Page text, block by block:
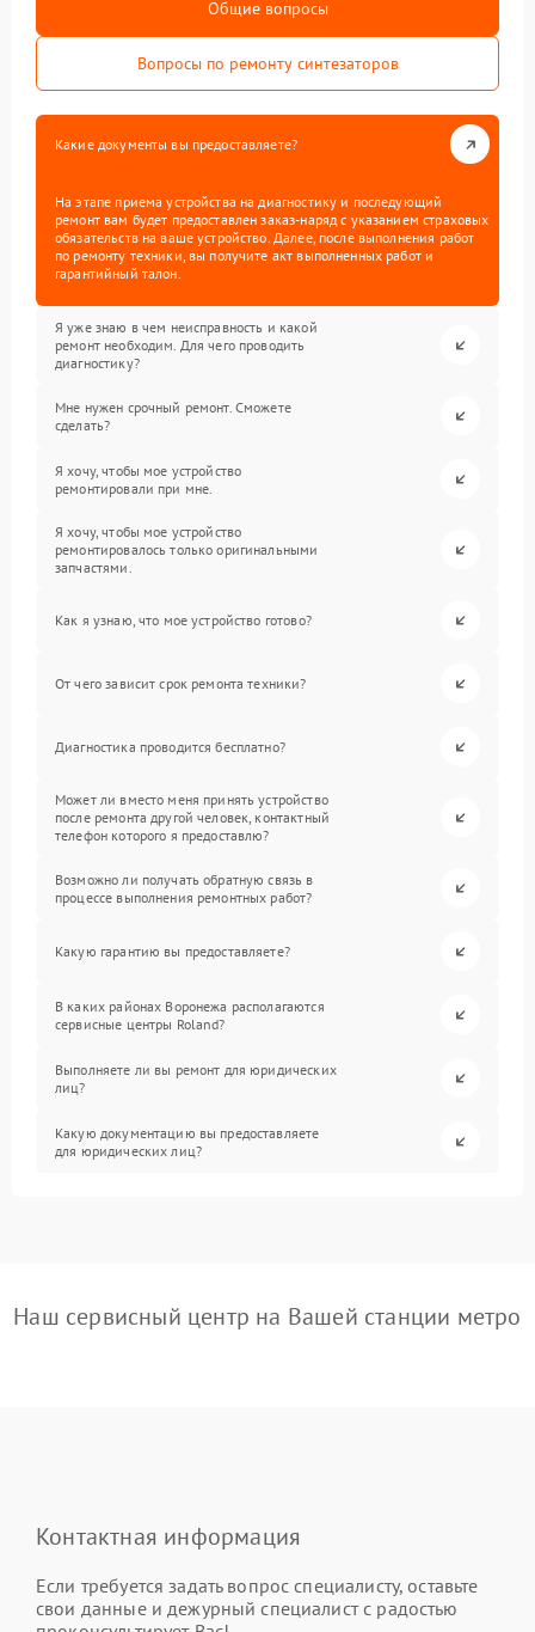
Общие вопросы
Вопросы по ремонту синтезаторов
Какие документы вы предоставляете?
На этапе приема устройства на диагностику и последующий
ремонт вам будет предоставлен заказ-наряд с указанием страховых
обязательств на ваше устройство. Далее, после выполнения работ
по ремонту техники, вы получите акт выполненных работ и
гарантийный талон.
Я уже знаю в чем неисправность и какой
ремонт необходим. Для чего проводить
диагностику?
Мне нужен срочный ремонт. Сможете
сделать?
Я хочу, чтобы мое устройство
ремонтировали при мне.
Я хочу, чтобы мое устройство
ремонтировалось только оригинальными
запчастями.
Как я узнаю, что мое устройство готово?
От чего зависит срок ремонта техники?
Диагностика проводится бесплатно?
Может ли вместо меня принять устройство
после ремонта другой человек, контактный
телефон которого я предоставлю?
Возможно ли получать обратную связь в
процессе выполнения ремонтных работ?
Какую гарантию вы предоставляете?
В каких районах Воронежа располагаются
сервисные центры Roland?
Выполняете ли вы ремонт для юридических
лиц?
Какую документацию вы предоставляете
для юридических лиц?
Наш сервисный центр на Вашей станции метро
Контактная информация
Если требуется задать вопрос специалисту, оставьте
свои данные и дежурный специалист с радостью